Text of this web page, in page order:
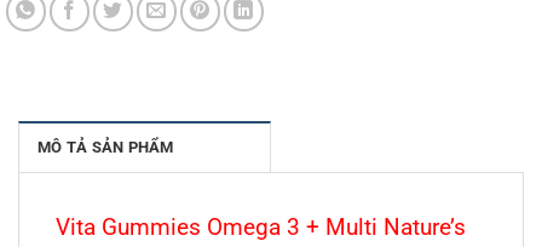
MÔ TẢ SẢN PHẨM
Vita Gummies Omega 3 + Multi Nature’s